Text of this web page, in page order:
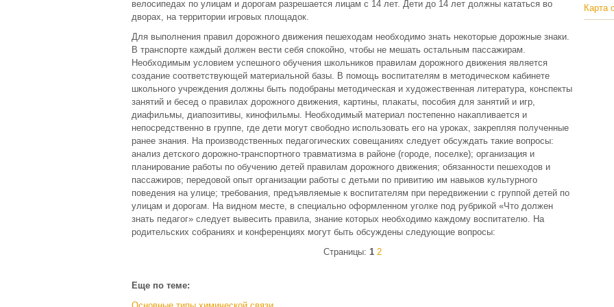
велосипедах по улицам и дорогам разрешается лицам с 14 лет. Дети до 14 лет должны кататься во
дворах, на территории игровых площадок.
Для выполнения правил дорожного движения пешеходам необходимо знать некоторые дорожные знаки.
В транспорте каждый должен вести себя спокойно, чтобы не мешать остальным пассажирам.
Необходимым условием успешного обучения школьников правилам дорожного движения является
создание соответствующей материальной базы. В помощь воспитателям в методическом кабинете
школьного учреждения должны быть подобраны методическая и художественная литература, конспекты
занятий и бесед о правилах дорожного движения, картины, плакаты, пособия для занятий и игр,
диафильмы, диапозитивы, кинофильмы. Необходимый материал постепенно накапливается и
непосредственно в группе, где дети могут свободно использовать его на уроках, закрепляя полученные
ранее знания. На производственных педагогических совещаниях следует обсуждать такие вопросы:
анализ детского дорожно-транспортного травматизма в районе (городе, поселке); организация и
планирование работы по обучению детей правилам дорожного движения; обязанности пешеходов и
пассажиров; передовой опыт организации работы с детьми по привитию им навыков культурного
поведения на улице; требования, предъявляемые к воспитателям при передвижении с группой детей по
улицам и дорогам. На видном месте, в специально оформленном уголке под рубрикой «Что должен
знать педагог» следует вывесить правила, знание которых необходимо каждому воспитателю. На
родительских собраниях и конференциях могут быть обсуждены следующие вопросы:
Страницы: 1 2
Еще по теме:
Карта